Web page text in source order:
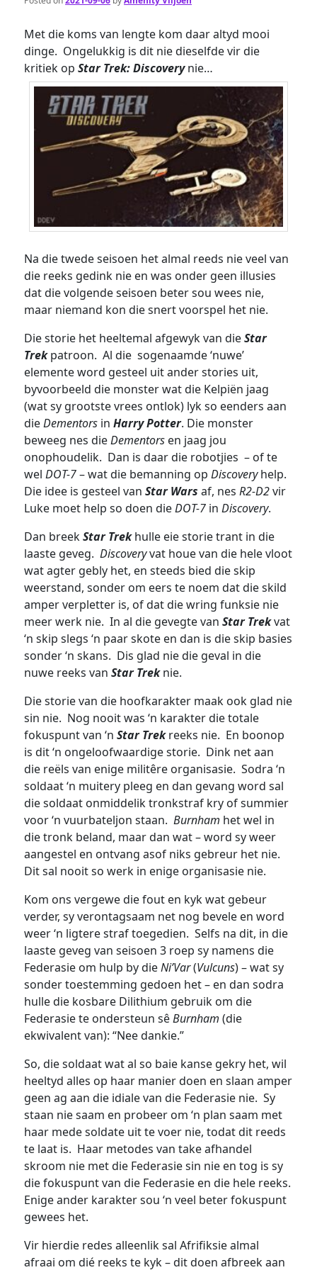
Met die koms van lengte kom daar altyd mooi
dinge. Ongelukkig is dit nie dieselfde vir die
kritiek opStar Trek: Discoverynie…
Na die twede seisoen het almal reeds nie veel van
die reeks gedink nie en was onder geen illusies
dat die volgende seisoen beter sou wees nie,
maar niemand kon die snert voorspel het nie.
Die storie het heeltemal afgewyk van dieStar
Trekpatroon. Al die sogenaamde ‘nuwe’
elemente word gesteel uit ander stories uit,
byvoorbeeld die monster wat die Kelpiën jaag
(wat sy grootste vrees ontlok) lyk so eenders aan
dieDementors inHarry Potter. Die monster
beweeg nes dieDementors en jaag jou
onophoudelik. Dan is daar die robotjies – of te
welDOT-7– wat die bemanning opDiscoveryhelp.
Die idee is gesteel vanStar Wars af, nesR2-D2vir
Luke moet help so doen dieDOT-7 inDiscovery.
Dan breekStar Trekhulle eie storie trant in die
laaste geveg.Discoveryvat houe van die hele vloot
wat agter gebly het, en steeds bied die skip
weerstand, sonder om eers te noem dat die skild
amper verpletter is, of dat die wring funksie nie
meer werk nie. In al die gevegte vanStar Trekvat
‘n skip slegs ‘n paar skote en dan is die skip basies
sonder ‘n skans. Dis glad nie die geval in die
nuwe reeks vanStar Treknie.
Die storie van die hoofkarakter maak ook glad nie
sin nie. Nog nooit was ‘n karakter die totale
fokuspunt van ‘nStar Trekreeks nie. En boonop
is dit ‘n ongeloofwaardige storie. Dink net aan
die reëls van enige militêre organisasie. Sodra ‘n
soldaat ‘n muitery pleeg en dan gevang word sal
die soldaat onmiddelik tronkstraf kry of summier
voor ‘n vuurbateljon staan.Burnham het wel in
die tronk beland, maar dan wat – word sy weer
aangestel en ontvang asof niks gebreur het nie.
Dit sal nooit so werk in enige organisasie nie.
Kom ons vergewe die fout en kyk wat gebeur
verder, sy verontagsaam net nog bevele en word
weer ‘n ligtere straf toegedien. Selfs na dit, in die
laaste geveg van seisoen 3 roep sy namens die
Federasie om hulp by dieNi’Var(Vulcuns) – wat sy
sonder toestemming gedoen het – en dan sodra
hulle die kosbare Dilithium gebruik om die
Federasie te ondersteun sêBurnham (die
ekwivalent van): “Nee dankie.”
So, die soldaat wat al so baie kanse gekry het, wil
heeltyd alles op haar manier doen en slaan amper
geen ag aan die idiale van die Federasie nie. Sy
staan nie saam en probeer om ‘n plan saam met
haar mede soldate uit te voer nie, todat dit reeds
te laat is. Haar metodes van take afhandel
skroom nie met die Federasie sin nie en tog is sy
die fokuspunt van die Federasie en die hele reeks.
Enige ander karakter sou ‘n veel beter fokuspunt
gewees het.
Vir hierdie redes alleenlik sal Afrifiksie almal
afraai om dié reeks te kyk – dit doen afbreek aan